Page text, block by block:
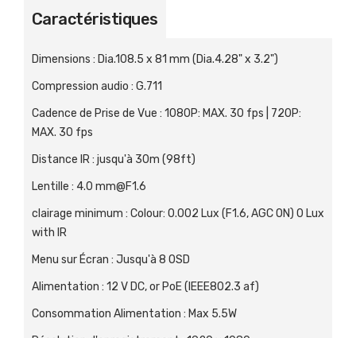
Caractéristiques
Dimensions : Dia.108.5 x 81 mm (Dia.4.28" x 3.2")
Compression audio : G.711
Cadence de Prise de Vue : 1080P: MAX. 30 fps | 720P:
MAX. 30 fps
Distance IR: jusqu'à 30m (98ft)
Lentille : 4.0 mm@F1.6
clairage minimum : Colour: 0.002 Lux (F1.6, AGC ON) 0 Lux
with IR
Menu sur Écran : Jusqu'à 8 OSD
Alimentation : 12 V DC, or PoE (IEEE802.3 af)
Consommation Alimentation : Max 5.5W